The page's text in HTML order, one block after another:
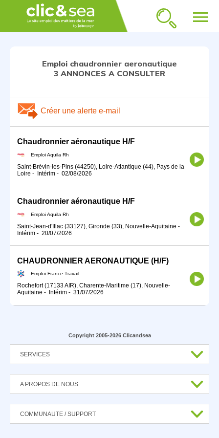
menu
Emploi chaudronnier aeronautique
3 ANNONCES A CONSULTER
Créer une alerte e-mail
Chaudronnier aéronautique H/F
Emploi Aquila Rh
Saint-Brévin-les-Pins (44250), Loire-Atlantique (44), Pays de la
Loire - Intérim - 02/08/2026
Chaudronnier aéronautique H/F
Emploi Aquila Rh
Saint-Jean-d'Illac (33127), Gironde (33), Nouvelle-Aquitaine -
Intérim - 20/07/2026
CHAUDRONNIER AERONAUTIQUE (H/F)
Emploi France Travail
Rochefort (17133 AIR), Charente-Maritime (17), Nouvelle-
Aquitaine - Intérim - 31/07/2026
Copyright 2005-2026 Clicandsea
SERVICES
A PROPOS DE NOUS
COMMUNAUTE / SUPPORT